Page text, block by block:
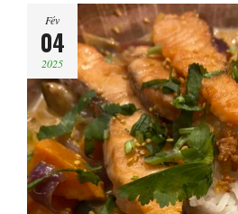
Fév
04
2025